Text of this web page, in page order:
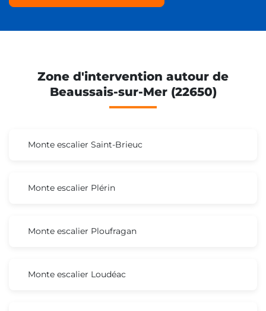
Zone d'intervention autour de
Beaussais-sur-Mer (22650)
Monte escalier Saint-Brieuc
Monte escalier Plérin
Monte escalier Ploufragan
Monte escalier Loudéac